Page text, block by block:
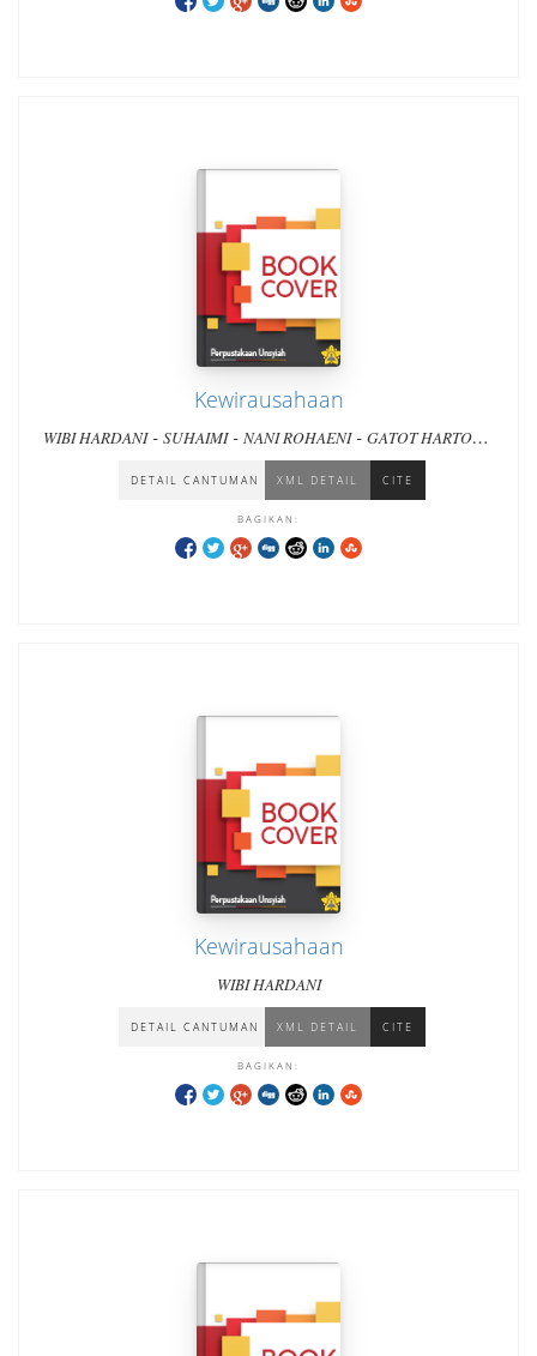
Kewirausahaan
WIBI HARDANI- SUHAIMI- NANI ROHAENI- GATOT HARTOKO
EFI TAJUROH AFIAH
DETAIL CANTUMAN XML DETAIL CITE
BAGIKAN:
Kewirausahaan
WIBI HARDANI
DETAIL CANTUMAN XML DETAIL CITE
BAGIKAN: